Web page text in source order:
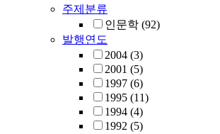
주제분류
인문학 (92)
발행연도
2004 (3)
2001 (5)
1997 (6)
1995 (11)
1994 (4)
1992 (5)